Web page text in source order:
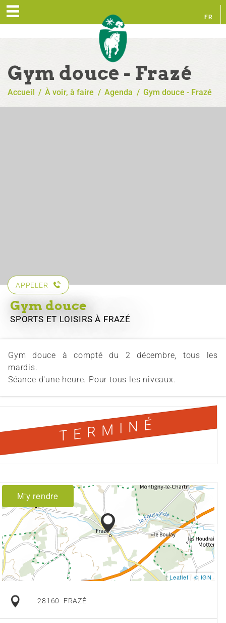
FR
Gym douce - Frazé
Accueil / À voir, à faire / Agenda / Gym douce - Frazé
APPELER
Gym douce
SPORTS ET LOISIRSÀ FRAZÉ
Gym douce à compté du 2 décembre, tous les
mardis.
Séance d'une heure. Pour tous les niveaux.
TERMINÉ
M'y rendre
Leaflet |© IGN
28160 FRAZÉ